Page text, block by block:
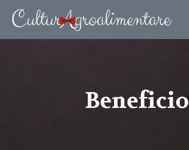
Beneficio